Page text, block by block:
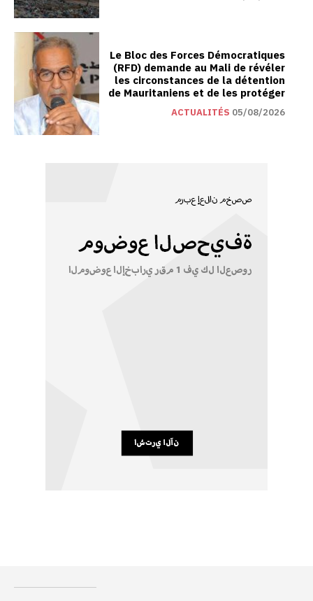
Le Bloc des Forces Démocratiques
(RFD) demande au Mali de révéler
les circonstances de la détention
de Mauritaniens et de les protéger
ACTUALITÉS 05/08/2026